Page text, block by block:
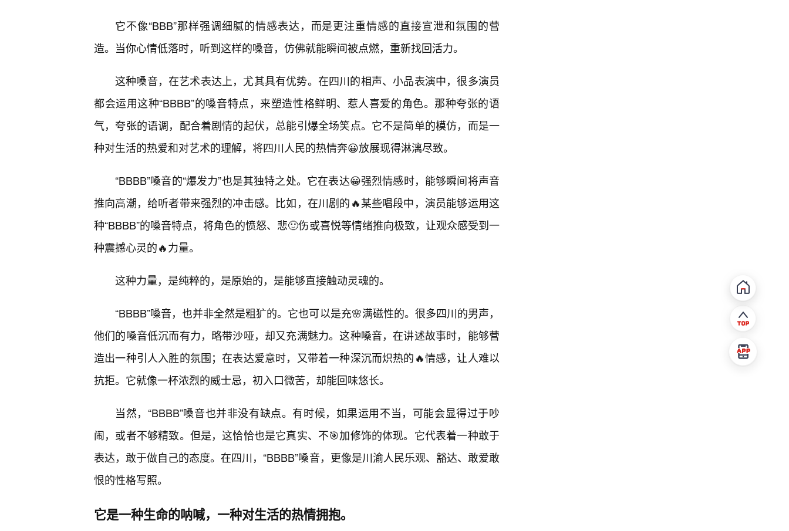
它不像“BBB”那样强调细腻的情感表达，而是更注重情感的直接宣泄和氛围的营
造。当你心情低落时，听到这样的嗓音，仿佛就能瞬间被点燃，重新找回活力。
这种嗓音，在艺术表达上，尤其具有优势。在四川的相声、小品表演中，很多演员
都会运用这种“BBBB”的嗓音特点，来塑造性格鲜明、惹人喜爱的角色。那种夸张的语
气，夸张的语调，配合着剧情的起伏，总能引爆全场笑点。它不是简单的模仿，而是一
种对生活的热爱和对艺术的理解，将四川人民的热情奔😀放展现得淋漓尽致。
“BBBB”嗓音的“爆发力”也是其独特之处。它在表达😀强烈情感时，能够瞬间将声音
推向高潮，给听者带来强烈的冲击感。比如，在川剧的🔥某些唱段中，演员能够运用这
种“BBBB”的嗓音特点，将角色的愤怒、悲🙂伤或喜悦等情绪推向极致，让观众感受到一
种震撼心灵的🔥力量。
这种力量，是纯粹的，是原始的，是能够直接触动灵魂的。
“BBBB”嗓音，也并非全然是粗犷的。它也可以是充🌸满磁性的。很多四川的男声，
他们的嗓音低沉而有力，略带沙哑，却又充满魅力。这种嗓音，在讲述故事时，能够营
造出一种引人入胜的氛围；在表达爱意时，又带着一种深沉而炽热的🔥情感，让人难以
抗拒。它就像一杯浓烈的威士忌，初入口微苦，却能回味悠长。
当然，“BBBB”嗓音也并非没有缺点。有时候，如果运用不当，可能会显得过于吵
闹，或者不够精致。但是，这恰恰也是它真实、不🎯加修饰的体现。它代表着一种敢于
表达，敢于做自己的态度。在四川，“BBBB”嗓音，更像是川渝人民乐观、豁达、敢爱敢
恨的性格写照。
它是一种生命的呐喊，一种对生活的热情拥抱。